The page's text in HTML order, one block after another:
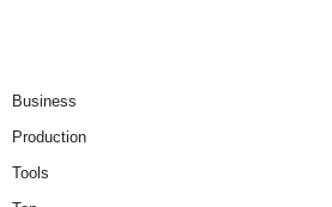
Business
Production
Tools